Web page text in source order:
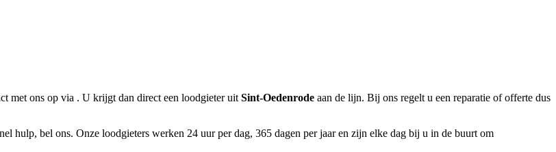
met ons op via . U krijgt dan direct een loodgieter uit Sint-Oedenrode aan de lijn. Bij ons regelt u een reparatie of offerte dus
hulp, bel ons. Onze loodgieters werken 24 uur per dag, 365 dagen per jaar en zijn elke dag bij u in de buurt om